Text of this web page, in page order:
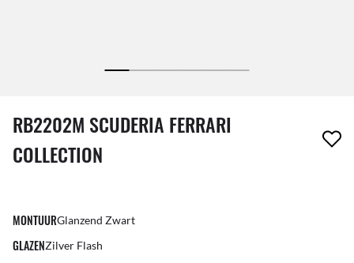
1 item is uit je verlanglijst verwijderd
RB2202M SCUDERIA FERRARI
COLLECTION
MONTUURGlanzend Zwart
GLAZENZilver Flash